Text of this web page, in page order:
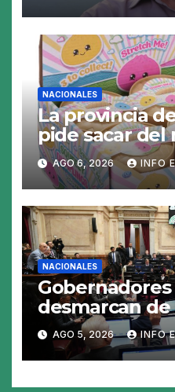
NACIONALES
La provincia
pide sacar del
«Squeezy
juguete
AGO 6, 2026 INFO
NACIONALES
desmarcan de
Tierras y
tratamiento
AGO 5, 2026 INFO